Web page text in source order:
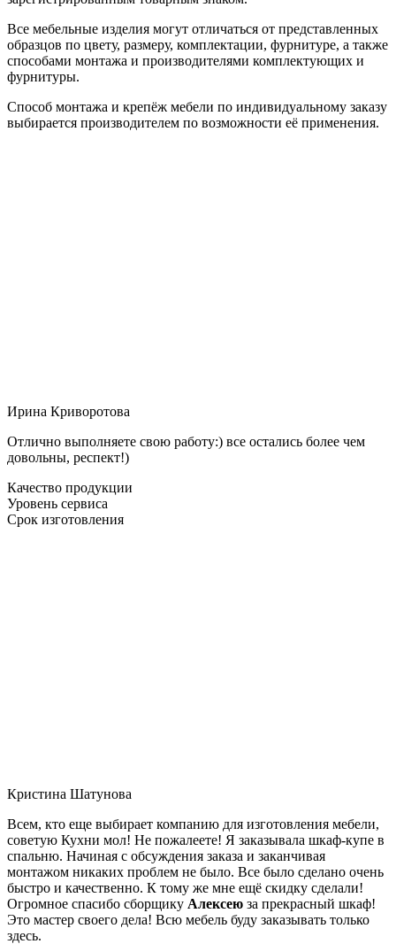
Все мебельные изделия могут отличаться от представленных
образцов по цвету, размеру, комплектации, фурнитуре, а также
способами монтажа и производителями комплектующих и
фурнитуры.
Способ монтажа и крепёж мебели по индивидуальному заказу
выбирается производителем по возможности её применения.
Ирина Криворотова
Отлично выполняете свою работу:) все остались более чем
довольны, респект!)
Качество продукции
Уровень сервиса
Срок изготовления
Кристина Шатунова
Всем, кто еще выбирает компанию для изготовления мебели,
советую Кухни мол! Не пожалеете! Я заказывала шкаф-купе в
спальню. Начиная с обсуждения заказа и заканчивая
монтажом никаких проблем не было. Все было сделано очень
быстро и качественно. К тому же мне ещё скидку сделали!
Огромное спасибо сборщику Алексею за прекрасный шкаф!
Это мастер своего дела! Всю мебель буду заказывать только
здесь.